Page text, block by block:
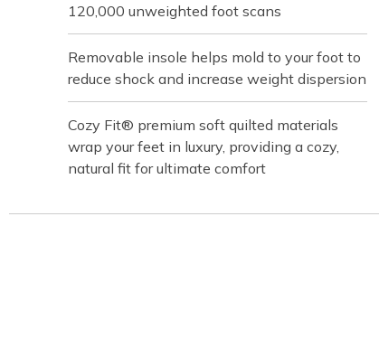
120,000 unweighted foot scans
Removable insole helps mold to your foot to
reduce shock and increase weight dispersion
Cozy Fit® premium soft quilted materials
wrap your feet in luxury, providing a cozy,
natural fit for ultimate comfort